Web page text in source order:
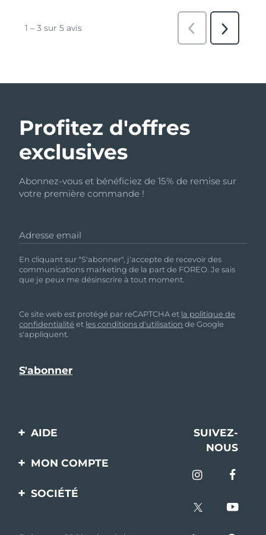
Profitez d'offres
exclusives
Abonnez-vous et bénéficiez de 15% de remise sur
votre première commande !
Adresse email
En cliquant sur "S'abonner", j'accepte de recevoir des
communications marketing de la part de FOREO. Je sais
que je peux me désinscrire à tout moment.
Ce site web est protégé par reCAPTCHA et la politique de
confidentialité et les conditions d'utilisation de Google
s'appliquent.
AIDE
Contactez-nous
livraisons
SUIVEZ-
NOUS
MON COMPTE
Enregistrement produit
SOCIÉTÉ